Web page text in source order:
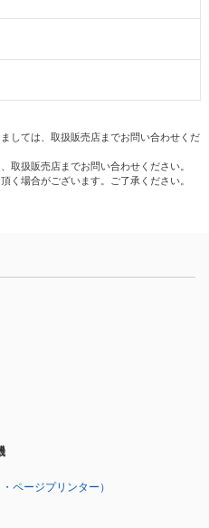
しては、取扱販売店までお問い合わせくだ
取扱販売店までお問い合わせください。
く場合がございます。ご了承ください。
ページプリンター）